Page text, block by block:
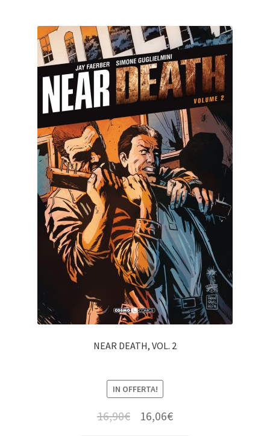
NEAR DEATH, VOL. 2
IN OFFERTA!
16,90€ 16,06€